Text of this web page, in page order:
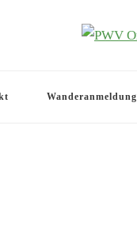
Wanderanmeldung